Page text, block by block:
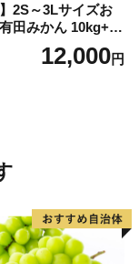
】2S～3Lサイズお
田みかん 10kg+2k
月から12月下旬ま
発送致します。 / 訳
12,000円